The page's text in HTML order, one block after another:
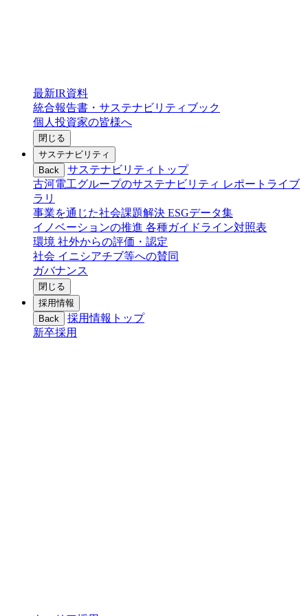
最新IR資料
統合報告書・サステナビリティブック
個人投資家の皆様へ
閉じる
サステナビリティ
Back
サステナビリティトップ
古河電工グループのサステナビリティ レポートライブ
ラリ
事業を通じた社会課題解決 ESGデータ集
イノベーションの推進 各種ガイドライン対照表
環境 社外からの評価・認定
社会 イニシアチブ等への賛同
ガバナンス
閉じる
採用情報
Back
採用情報トップ
新卒採用